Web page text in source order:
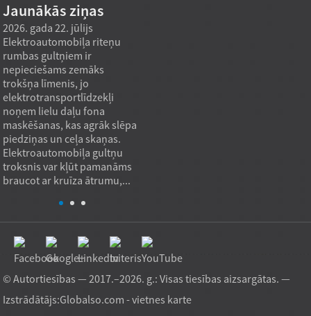
Jaunākās ziņas
2026. gada 22. jūlijs
Elektroautomobiļa riteņu
rumbas gultņiem ir
nepieciešams zemāks
trokšņa līmenis, jo
elektrotransportlīdzekļi
noņem lielu daļu fona
maskēšanas, kas agrāk slēpa
piedziņas un ceļa skaņas.
Elektroautomobiļa gultņu
troksnis var kļūt pamanāms
braucot ar kruīza ātrumu,...
© Autortiesības — 2017.–2026. g.: Visas tiesības aizsargātas. —
Izstrādātājs:Globalso.com -vietnes karte